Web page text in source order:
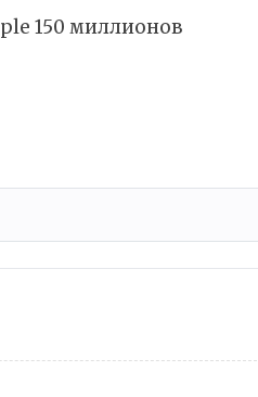
150 миллионов